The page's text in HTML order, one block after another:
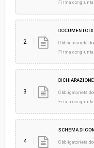
Firma congiunta:
2
DOCUMENTO DI
Obbligatorietà
Firma congiunta:
3 Obbligatorietà
Firma congiunta:
4
SCHEMA DI
Obbligatorietà